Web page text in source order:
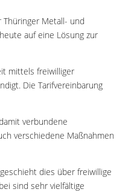
Thüringer Metall- und
auf eine Lösung zur
mittels freiwilliger
Die Tarifvereinbarung
verbundene
verschiedene Maßnahmen
dies über freiwillige
sind sehr vielfältige